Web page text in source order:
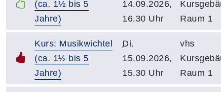
(ca. 1½ bis 5
Jahre)
14.09.2026,
16.30 Uhr
Raum 1
Kurs: Musikwichtel
(ca. 1½ bis 5
Jahre)
Di.
15.09.2026,
15.30 Uhr
vhs
Raum 1